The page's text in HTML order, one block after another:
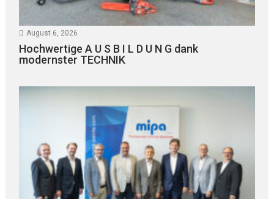
August 6, 2026
Hochwertige A U S B I L D U N G dank
modernster TECHNIK